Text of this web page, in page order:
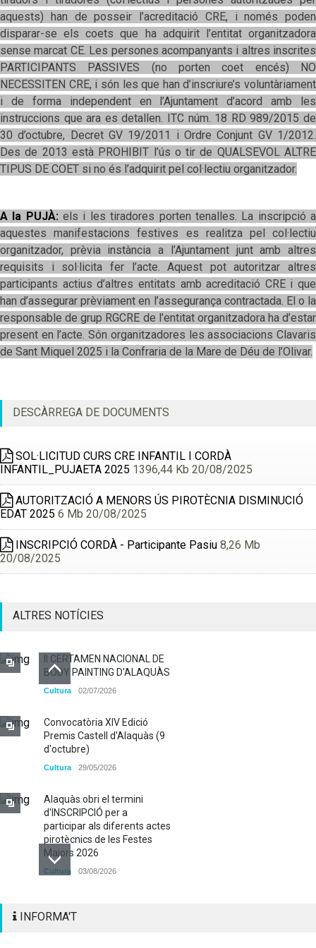
aquests) han de posseir l’acreditació CRE, i només poden
disparar-se els coets que ha adquirit l’entitat organitzadora
sense marcat CE. Les persones acompanyants i altres inscrites
PARTICIPANTS PASSIVES (no porten coet encés) NO
NECESSITEN CRE, i són les que han d’inscriure’s voluntàriament
i de forma independent en l’Ajuntament d’acord amb les
instruccions que ara es detallen. ITC núm. 18 RD 989/2015 de
30 d’octubre, Decret GV 19/2011 i Ordre Conjunt GV 1/2012.
Des de 2013 està PROHIBIT l’ús o tir de QUALSEVOL ALTRE
TIPUS DE COET si no és l’adquirit pel col·lectiu organitzador.
A la PUJÀ: els i les tiradores porten tenalles. La inscripció a
aquestes manifestacions festives es realitza pel col·lectiu
organitzador, prèvia instància a l’Ajuntament junt amb altres
requisits i sol·licita fer l’acte. Aquest pot autoritzar altres
participants actius d’altres entitats amb acreditació CRE i que
han d’assegurar prèviament en l’assegurança contractada. El o la
responsable de grup RGCRE de l’entitat organitzadora ha d’estar
present en l’acte. Són organitzadores les associacions Clavaris
de Sant Miquel 2025 i la Confraria de la Mare de Déu de l’Olivar.
DESCÀRREGA DE DOCUMENTS
SOL·LICITUD CURS CRE INFANTIL I CORDÀ
INFANTIL_PUJAETA 2025 1396,44 Kb 20/08/2025
AUTORITZACIÓ A MENORS ÚS PIROTÈCNIA DISMINUCIÓ
EDAT 2025 6 Mb 20/08/2025
INSCRIPCIÓ CORDÀ - Participante Pasiu 8,26 Mb
20/08/2025
ALTRES NOTÍCIES
II CERTAMEN NACIONAL DE
BODY PAINTING D'ALAQUÀS
Cultura 02/07/2026
Convocatòria XIV Edició
Premis Castell d'Alaquàs (9
d'octubre)
Cultura 29/05/2026
Alaquàs obri el termini
d'INSCRIPCIÓ per a
participar als diferents actes
pirotècnics de les Festes
Majors 2026
Cultura 03/08/2026
PAELLES 2026
INFORMA'T